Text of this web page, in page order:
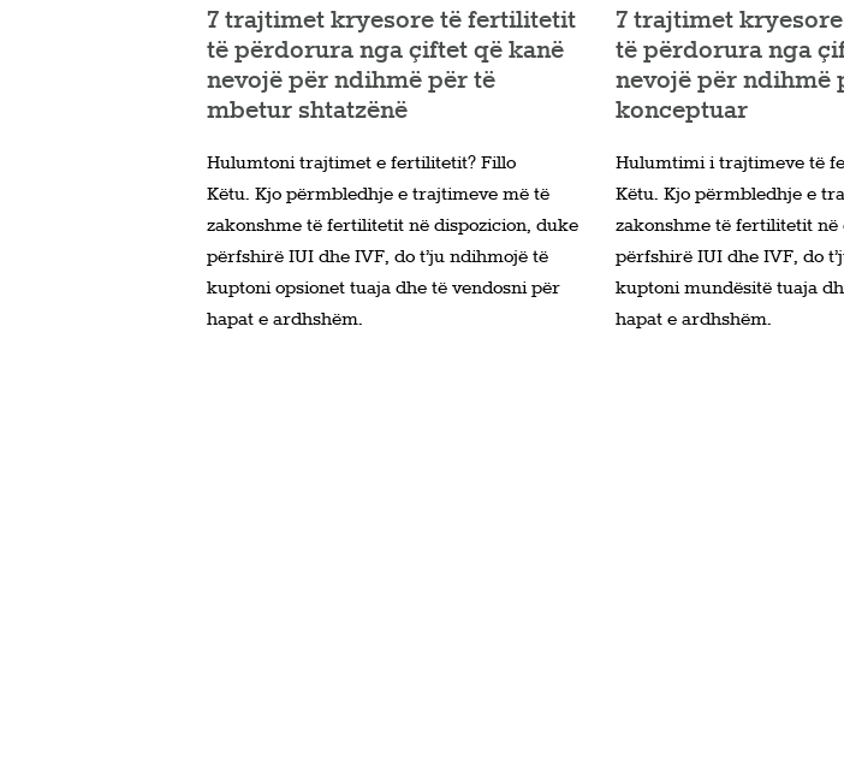
7 trajtimet kryesore të fertilitetit
të përdorura nga çiftet që kanë
nevojë për ndihmë për të
mbetur shtatzënë
Hulumtoni trajtimet e fertilitetit? Fillo
Këtu. Kjo përmbledhje e trajtimeve më të
zakonshme të fertilitetit në dispozicion, duke
përfshirë IUI dhe IVF, do t’ju ndihmojë të
kuptoni opsionet tuaja dhe të vendosni për
hapat e ardhshëm.
7 trajtimet
të përdorura nga
nevojë për ndihmë
konceptuar
Hulumtimi i trajtimeve të
Këtu. Kjo përmbledhje e
zakonshme të fertilitetit në
përfshirë IUI dhe IVF, do
kuptoni mundësitë tuaja
hapat e ardhshëm.